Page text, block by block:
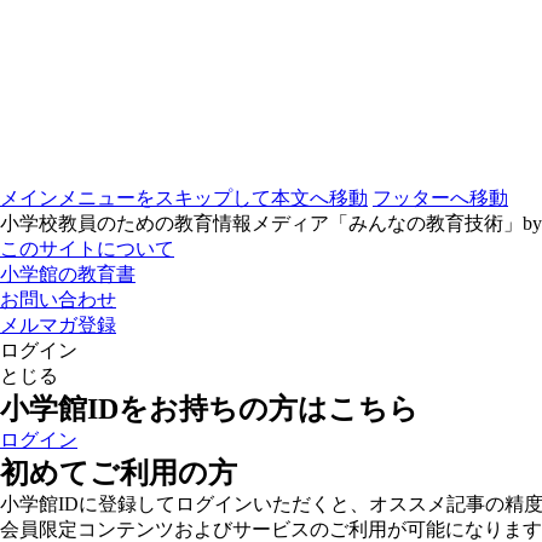
メインメニューをスキップして本文へ移動 フッターへ移動
小学校教員のための教育情報メディア「みんなの教育技術」
このサイトについて
小学館の教育書
お問い合わせ
メルマガ登録
ログイン
とじる
小学館IDをお持ちの方はこちら
ログイン
初めてご利用の方
小学館IDに登録してログインいただくと、オススメ記事の精
会員限定コンテンツおよびサービスのご利用が可能になりま